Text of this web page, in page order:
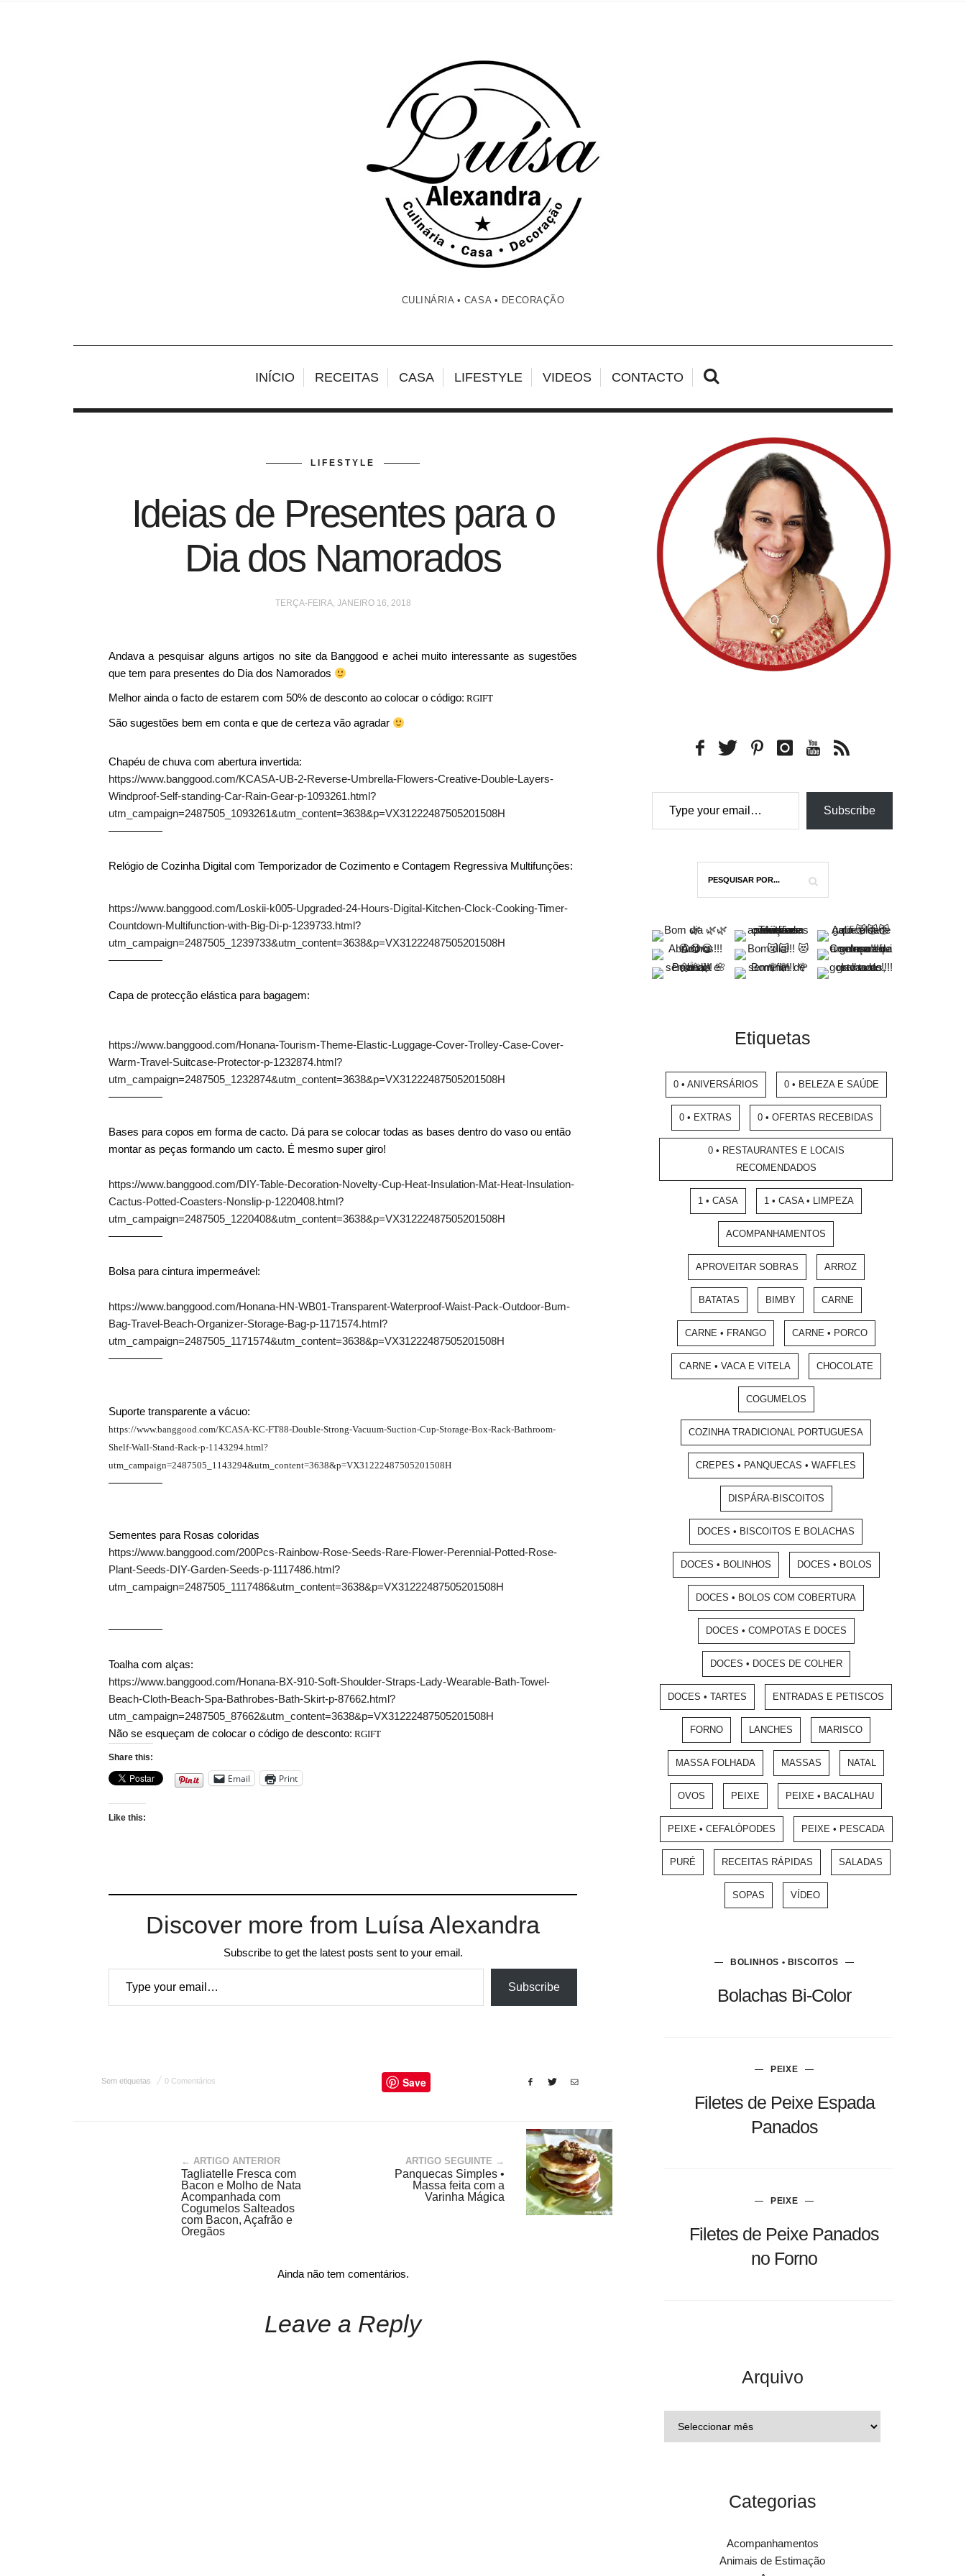
CULINÁRIA • CASA • DECORAÇÃO
INÍCIO RECEITAS CASA LIFESTYLE VIDEOS CONTACTO
LIFESTYLE
Ideias de Presentes para o
Dia dos Namorados
TERÇA-FEIRA, JANEIRO 16, 2018
Andava a pesquisar alguns artigos no site da Banggood e achei muito interessante as sugestões
que tem para presentes do Dia dos Namorados
Melhor ainda o facto de estarem com 50% de desconto ao colocar o código: RGIFT
São sugestões bem em conta e que de certeza vão agradar
Chapéu de chuva com abertura invertida:
https://www.banggood.com/KCASA-UB-2-Reverse-Umbrella-Flowers-Creative-Double-Layers-
Windproof-Self-standing-Car-Rain-Gear-p-1093261.html?
utm_campaign=2487505_1093261&utm_content=3638&p=VX31222487505201508H
—————
Relógio de Cozinha Digital com Temporizador de Cozimento e Contagem Regressiva Multifunções:
https://www.banggood.com/Loskii-k005-Upgraded-24-Hours-Digital-Kitchen-Clock-Cooking-Timer-
Countdown-Multifunction-with-Big-Di-p-1239733.html?
utm_campaign=2487505_1239733&utm_content=3638&p=VX31222487505201508H
—————
Capa de protecção elástica para bagagem:
https://www.banggood.com/Honana-Tourism-Theme-Elastic-Luggage-Cover-Trolley-Case-Cover-
Warm-Travel-Suitcase-Protector-p-1232874.html?
utm_campaign=2487505_1232874&utm_content=3638&p=VX31222487505201508H
—————
Bases para copos em forma de cacto. Dá para se colocar todas as bases dentro do vaso ou então
montar as peças formando um cacto. É mesmo super giro!
https://www.banggood.com/DIY-Table-Decoration-Novelty-Cup-Heat-Insulation-Mat-Heat-Insulation-
Cactus-Potted-Coasters-Nonslip-p-1220408.html?
utm_campaign=2487505_1220408&utm_content=3638&p=VX31222487505201508H
—————
Bolsa para cintura impermeável:
https://www.banggood.com/Honana-HN-WB01-Transparent-Waterproof-Waist-Pack-Outdoor-Bum-
Bag-Travel-Beach-Organizer-Storage-Bag-p-1171574.html?
utm_campaign=2487505_1171574&utm_content=3638&p=VX31222487505201508H
—————
Suporte transparente a vácuo:
https://www.banggood.com/KCASA-KC-FT88-Double-Strong-Vacuum-Suction-Cup-Storage-Box-Rack-Bathroom-
Shelf-Wall-Stand-Rack-p-1143294.html?
utm_campaign=2487505_1143294&utm_content=3638&p=VX31222487505201508H
—————
Sementes para Rosas coloridas
https://www.banggood.com/200Pcs-Rainbow-Rose-Seeds-Rare-Flower-Perennial-Potted-Rose-
Plant-Seeds-DIY-Garden-Seeds-p-1117486.html?
utm_campaign=2487505_1117486&utm_content=3638&p=VX31222487505201508H
—————
Toalha com alças:
https://www.banggood.com/Honana-BX-910-Soft-Shoulder-Straps-Lady-Wearable-Bath-Towel-
Beach-Cloth-Beach-Spa-Bathrobes-Bath-Skirt-p-87662.html?
utm_campaign=2487505_87662&utm_content=3638&p=VX31222487505201508H
Não se esqueçam de colocar o código de desconto: RGIFT
Share this:
Email Print
Like this:
Discover more from Luísa Alexandra
Subscribe to get the latest posts sent to your email.
Type your email…
Subscribe
Sem etiquetas 0 Comentários Save
← ARTIGO ANTERIOR
Tagliatelle Fresca com
Bacon e Molho de Nata
Acompanhada com
Cogumelos Salteados
com Bacon, Açafrão e
Oregãos
ARTIGO SEGUINTE →
Panquecas Simples •
Massa feita com a
Varinha Mágica
Ainda não tem comentários.
Leave a Reply
Type your email…
Subscribe
Etiquetas
0 • ANIVERSÁRIOS 0 • BELEZA E SAÚDE
0 • EXTRAS 0 • OFERTAS RECEBIDAS
0 • RESTAURANTES E LOCAIS
RECOMENDADOS
1 • CASA 1 • CASA • LIMPEZA
ACOMPANHAMENTOS
APROVEITAR SOBRAS ARROZ
BATATAS BIMBY CARNE
CARNE • FRANGO CARNE • PORCO
CARNE • VACA E VITELA CHOCOLATE
COGUMELOS
COZINHA TRADICIONAL PORTUGUESA
CREPES • PANQUECAS • WAFFLES
DISPÁRA-BISCOITOS
DOCES • BISCOITOS E BOLACHAS
DOCES • BOLINHOS DOCES • BOLOS
DOCES • BOLOS COM COBERTURA
DOCES • COMPOTAS E DOCES
DOCES • DOCES DE COLHER
DOCES • TARTES ENTRADAS E PETISCOS
FORNO LANCHES MARISCO
MASSA FOLHADA MASSAS NATAL
OVOS PEIXE PEIXE • BACALHAU
PEIXE • CEFALÓPODES PEIXE • PESCADA
PURÉ RECEITAS RÁPIDAS SALADAS
SOPAS VÍDEO
BOLINHOS • BISCOITOS
Bolachas Bi-Color
PEIXE
Filetes de Peixe Espada
Panados
PEIXE
Filetes de Peixe Panados
no Forno
Arquivo
Categorias
Acompanhamentos
Animais de Estimação